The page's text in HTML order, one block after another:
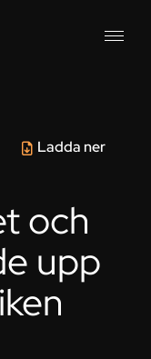
Ladda ner
och
upp